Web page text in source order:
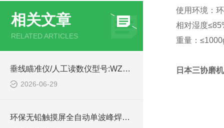
相关文章
RELATED ARTICLES
垂线瞄准仪/人工读数仪型号:WZX/CXMZ库号：M414456
2026-06-29
环保无铅触摸屏全自动单波峰焊锡机
使用环境：
相对湿度
重量：
日本三协磨